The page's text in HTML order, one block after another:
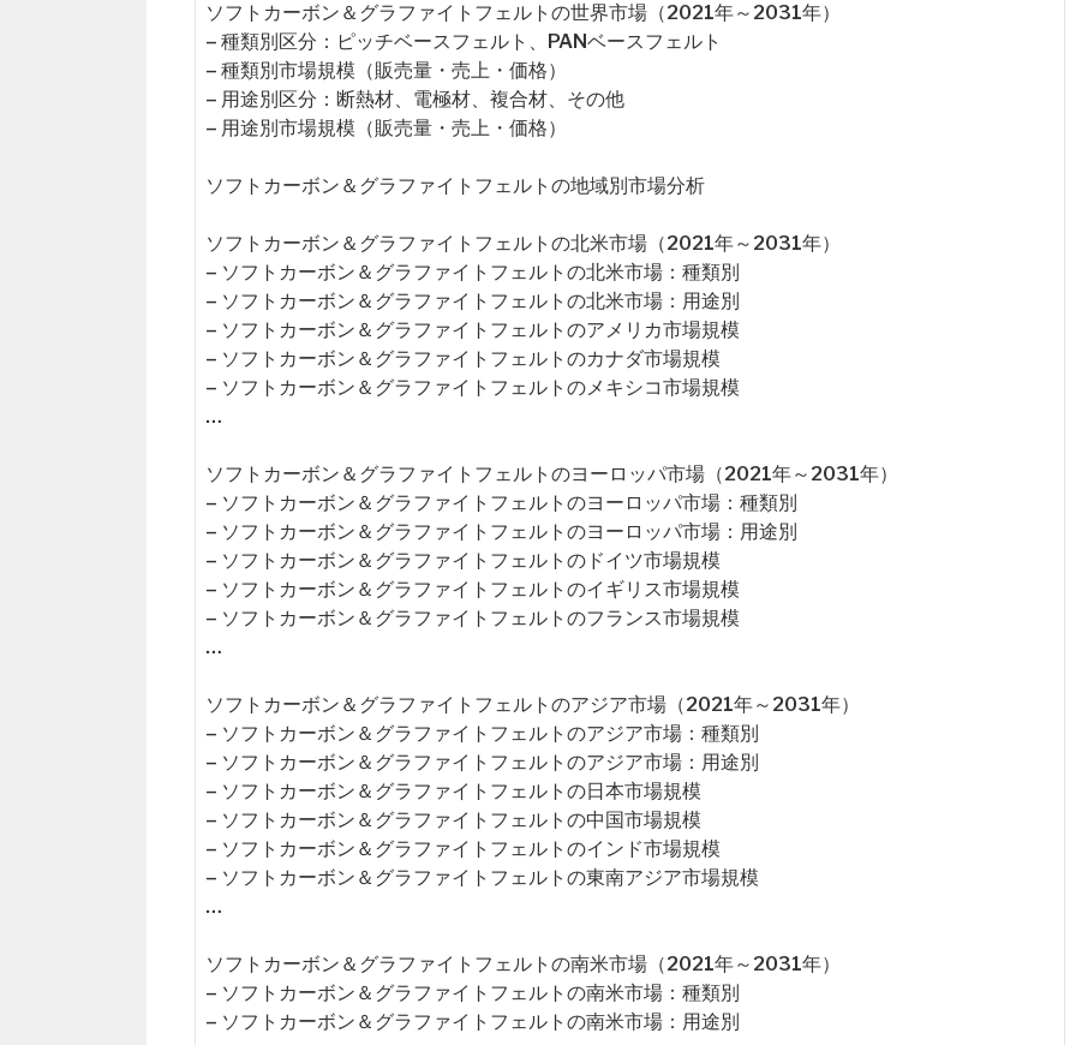
ソフトカーボン＆グラファイトフェルトの世界市場（2021年～2031年）
– 種類別区分：ピッチベースフェルト、PANベースフェルト
– 種類別市場規模（販売量・売上・価格）
– 用途別区分：断熱材、電極材、複合材、その他
– 用途別市場規模（販売量・売上・価格）
ソフトカーボン＆グラファイトフェルトの地域別市場分析
ソフトカーボン＆グラファイトフェルトの北米市場（2021年～2031年）
– ソフトカーボン＆グラファイトフェルトの北米市場：種類別
– ソフトカーボン＆グラファイトフェルトの北米市場：用途別
– ソフトカーボン＆グラファイトフェルトのアメリカ市場規模
– ソフトカーボン＆グラファイトフェルトのカナダ市場規模
– ソフトカーボン＆グラファイトフェルトのメキシコ市場規模
…
ソフトカーボン＆グラファイトフェルトのヨーロッパ市場（2021年～2031年）
– ソフトカーボン＆グラファイトフェルトのヨーロッパ市場：種類別
– ソフトカーボン＆グラファイトフェルトのヨーロッパ市場：用途別
– ソフトカーボン＆グラファイトフェルトのドイツ市場規模
– ソフトカーボン＆グラファイトフェルトのイギリス市場規模
– ソフトカーボン＆グラファイトフェルトのフランス市場規模
…
ソフトカーボン＆グラファイトフェルトのアジア市場（2021年～2031年）
– ソフトカーボン＆グラファイトフェルトのアジア市場：種類別
– ソフトカーボン＆グラファイトフェルトのアジア市場：用途別
– ソフトカーボン＆グラファイトフェルトの日本市場規模
– ソフトカーボン＆グラファイトフェルトの中国市場規模
– ソフトカーボン＆グラファイトフェルトのインド市場規模
– ソフトカーボン＆グラファイトフェルトの東南アジア市場規模
…
ソフトカーボン＆グラファイトフェルトの南米市場（2021年～2031年）
– ソフトカーボン＆グラファイトフェルトの南米市場：種類別
– ソフトカーボン＆グラファイトフェルトの南米市場：用途別